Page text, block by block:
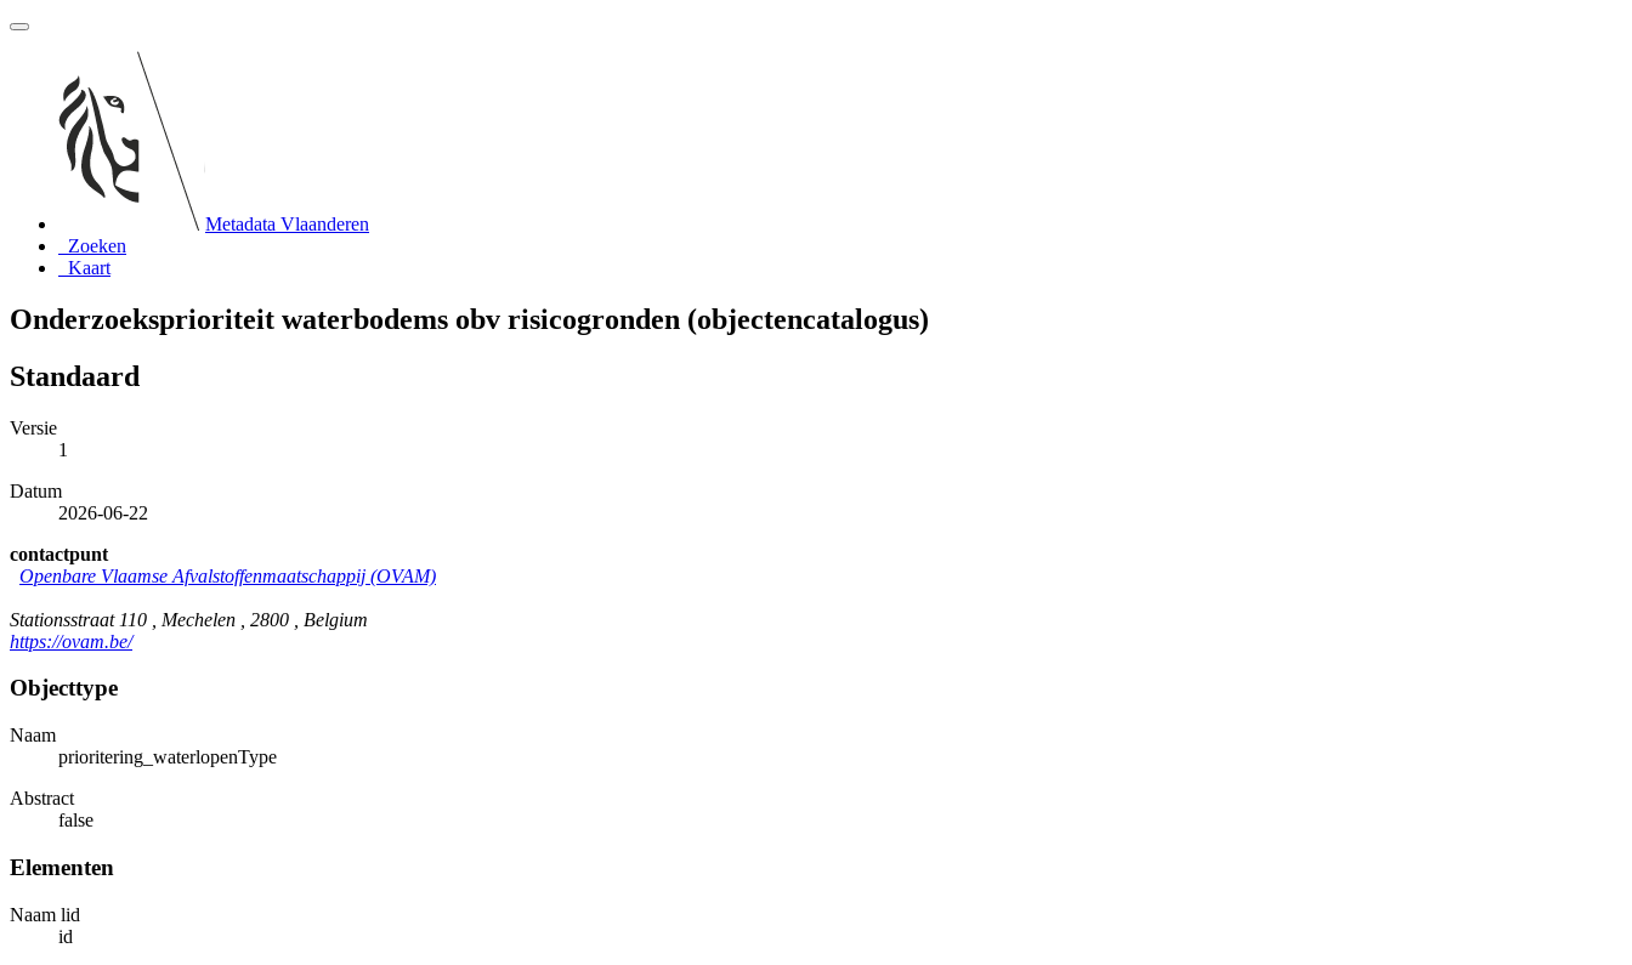
Metadata Vlaanderen
Zoeken
Kaart
Onderzoeksprioriteit waterbodems obv risicogronden (objectencatalogus)
Standaard
Versie
1
Datum
2026-06-22
contactpunt
Openbare Vlaamse Afvalstoffenmaatschappij (OVAM)
Stationsstraat 110 , Mechelen , 2800 , Belgium
https://ovam.be/
Objecttype
Naam
prioritering_waterlopenType
Abstract
false
Elementen
Naam lid
id